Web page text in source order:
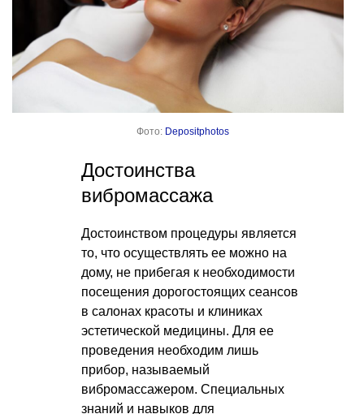
Фото: Depositphotos
Достоинства
вибромассажа
Достоинством процедуры является
то, что осуществлять ее можно на
дому, не прибегая к необходимости
посещения дорогостоящих сеансов
в салонах красоты и клиниках
эстетической медицины. Для ее
проведения необходим лишь
прибор, называемый
вибромассажером. Специальных
знаний и навыков для